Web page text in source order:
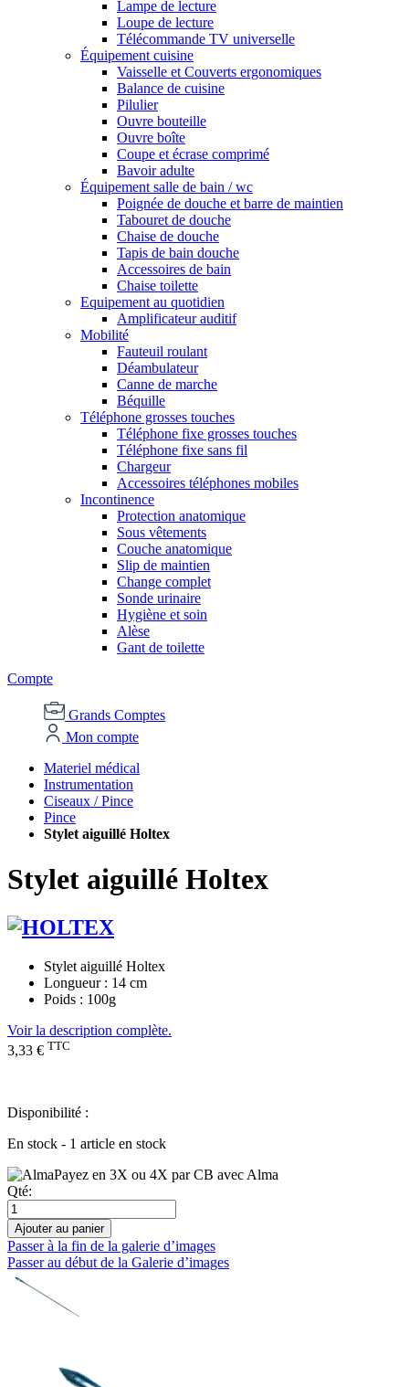
Lampe de lecture
Loupe de lecture
Télécommande TV universelle
Équipement cuisine
Vaisselle et Couverts ergonomiques
Balance de cuisine
Pilulier
Ouvre bouteille
Ouvre boîte
Coupe et écrase comprimé
Bavoir adulte
Équipement salle de bain / wc
Poignée de douche et barre de maintien
Tabouret de douche
Chaise de douche
Tapis de bain douche
Accessoires de bain
Chaise toilette
Equipement au quotidien
Amplificateur auditif
Mobilité
Fauteuil roulant
Déambulateur
Canne de marche
Béquille
Téléphone grosses touches
Téléphone fixe grosses touches
Téléphone fixe sans fil
Chargeur
Accessoires téléphones mobiles
Incontinence
Protection anatomique
Sous vêtements
Couche anatomique
Slip de maintien
Change complet
Sonde urinaire
Hygiène et soin
Alèse
Gant de toilette
Compte
Grands Comptes
Mon compte
Materiel médical
Instrumentation
Ciseaux / Pince
Pince
Stylet aiguillé Holtex
Stylet aiguillé Holtex
Stylet aiguillé Holtex
Longueur : 14 cm
Poids : 100g
Voir la description complète.
3,33 € TTC
Disponibilité :
En stock - 1 article en stock
Payez en 3X ou 4X par CB avec Alma
Qté:
Ajouter au panier
Passer à la fin de la galerie d’images
Passer au début de la Galerie d’images